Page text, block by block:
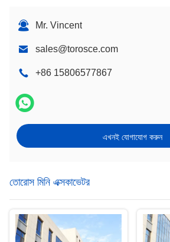
Mr. Vincent
sales@torosce.com
+86 15806577867
এখনই যোগাযোগ করুন
তোরোস মিনি এক্সকাভেটর